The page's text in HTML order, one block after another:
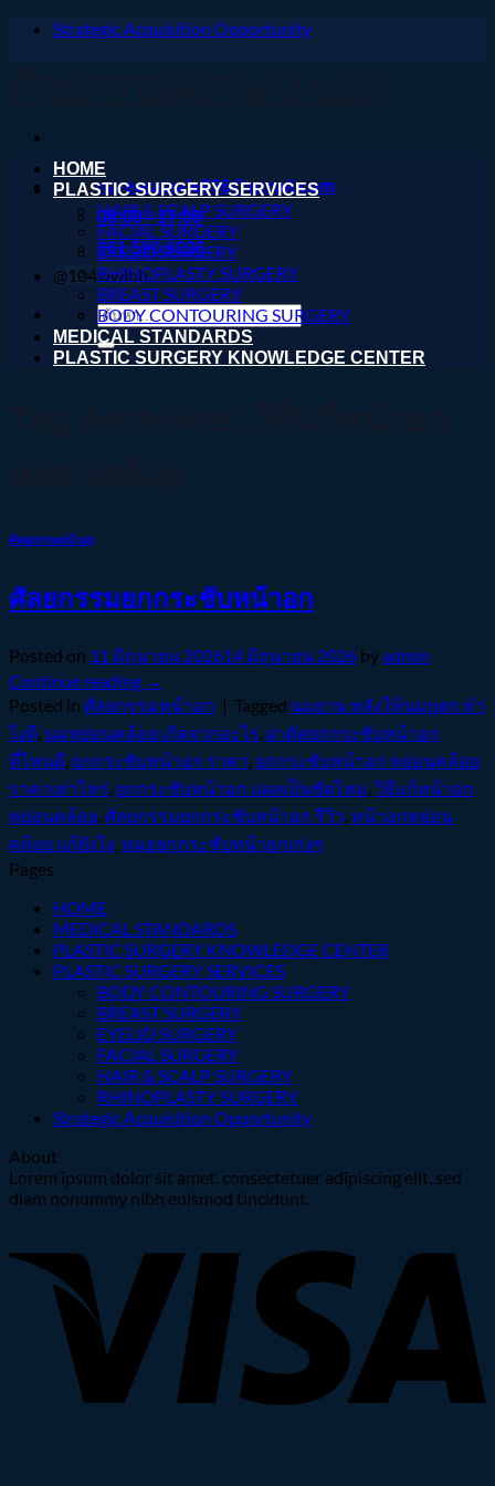
ข้าม
Strategic Acquisition Opportunity
nareeratsale936@gmail.com
08:00 - 17:00
061 590 6036
@104wwihb
ค้นหา:
HOME
PLASTIC SURGERY SERVICES
HAIR & SCALP SURGERY
FACIAL SURGERY
EYELID SURGERY
RHINOPLASTY SURGERY
BREAST SURGERY
BODY CONTOURING SURGERY
MEDICAL STANDARDS
PLASTIC SURGERY KNOWLEDGE CENTER
ศัลยกรรมหน้าอก
ศัลยกรรมยกกระชับหน้าอก
Posted on 11 มิถุนายน 202614 มิถุนายน 2026 byadmin
Continue reading →
Posted in ศัลยกรรมหน้าอก | Tagged นมยาน หลังให้นมบุตร ทำ
ไงดี, นมหย่อนคล้อย เกิดจากอะไร, ผ่าตัดยกกระชับหน้าอก
ที่ไหนดี, ยกกระชับหน้าอก ราคา, ยกกระชับหน้าอก หย่อนคล้อย
ราคาเท่าไหร่, ยกกระชับหน้าอก แผลเป็นชัดไหม, วิธีแก้หน้าอก
หย่อนคล้อย, ศัลยกรรมยกกระชับหน้าอก รีวิว, หน้าอกหย่อน
คล้อย แก้ยังไง, หมอยกกระชับหน้าอกเก่งๆ
Pages
HOME
MEDICAL STANDARDS
PLASTIC SURGERY KNOWLEDGE CENTER
PLASTIC SURGERY SERVICES
BODY CONTOURING SURGERY
BREAST SURGERY
EYELID SURGERY
FACIAL SURGERY
HAIR & SCALP SURGERY
RHINOPLASTY SURGERY
Strategic Acquisition Opportunity
About
Lorem ipsum dolor sit amet, consectetuer adipiscing elit, sed
diam nonummy nibh euismod tincidunt.